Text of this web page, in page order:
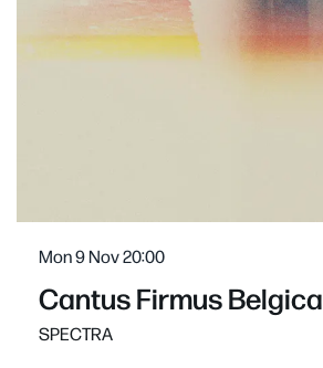
Cantus Firmus Belgica
SPECTRA
Mon 9 Nov20:00